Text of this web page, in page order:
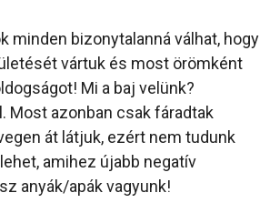
minden bizonytalanná válhat, hogy
vártuk és most örömként
Mi a baj velünk?
Most azonban csak fáradtak
át látjuk, ezért nem tudunk
amihez újabb negatív
anyák/apák vagyunk!